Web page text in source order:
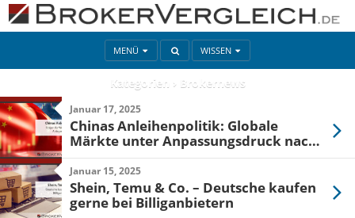
MENÜ WISSEN
Kategorien › Brokernews
Januar 17, 2025
Chinas Anleihenpolitik: Globale
Märkte unter Anpassungsdruck nach
Kaufstopp
Januar 15, 2025
Shein, Temu & Co. – Deutsche kaufen
gerne bei Billiganbietern